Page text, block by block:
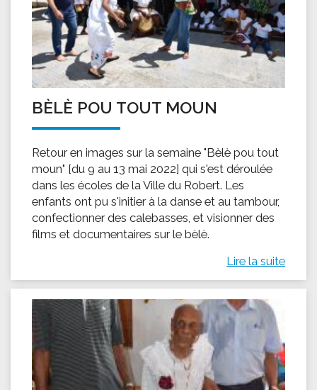
BÈLÈ POU TOUT MOUN
Retour en images sur la semaine "Bèlè pou tout
moun" [du 9 au 13 mai 2022] qui s'est déroulée
dans les écoles de la Ville du Robert. Les
enfants ont pu s'initier à la danse et au tambour,
confectionner des calebasses, et visionner des
films et documentaires sur le bèlè.
Lire la suite